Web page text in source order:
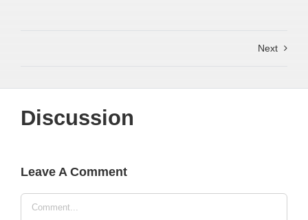
Next
Discussion
Leave A Comment
Comment